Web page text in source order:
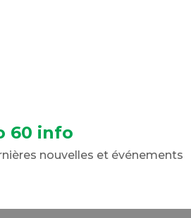
60 info
nouvelles et événements